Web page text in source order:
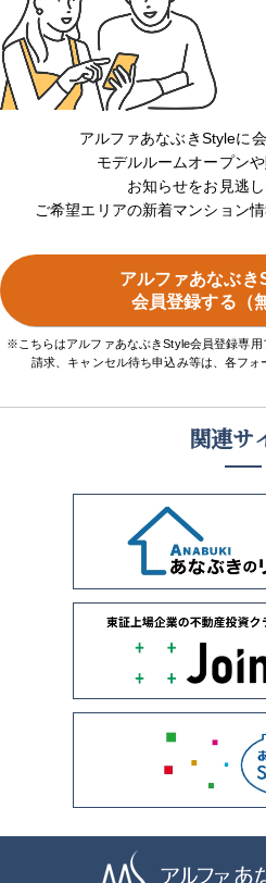
アルファあなぶきStyleに会
モデルルームオープン
お知らせをお見逃し
ご希望エリアの新着マンション
アルファあなぶき
会員登録する（
※こちらはアルファあなぶきStyle会員登録専
請求、キャンセル待ち申込み等は、各フォ
関連サ